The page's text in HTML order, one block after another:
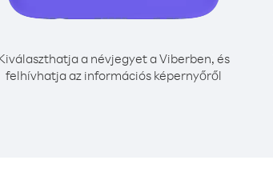
a névjegyet a Viberben, és
felhívhatja az információs képernyőről